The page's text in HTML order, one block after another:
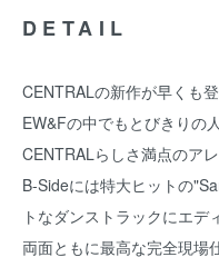
DETAIL
CENTRALの新作が早くも登
EW&Fの中でもとびきりの
CENTRALらしさ満点のア
B-Sideには特大ヒットの
トなダンストラックにエデ
両面ともに最高な完全現場